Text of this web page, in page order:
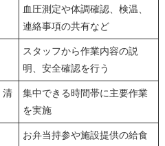
血圧測定や体調確認、検温、
連絡事項の共有など
スタッフから作業内容の説
明、安全確認を行う
清
集中できる時間帯に主要作業
を実施
お弁当持参や施設提供の給食